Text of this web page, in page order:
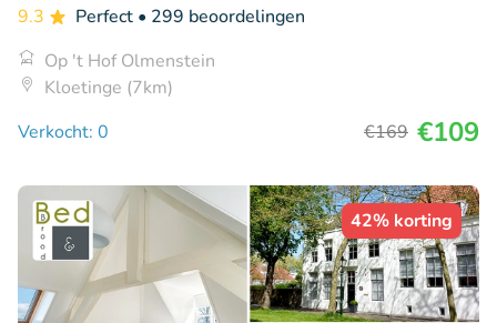
9.3 Perfect • 299 beoordelingen
Op 't Hof Olmenstein
Kloetinge (7km)
Verkocht: 0
€169 €109
42% korting